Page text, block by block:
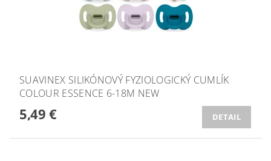
SUAVINEX SILIKÓNOVÝ FYZIOLOGICKÝ CUMLÍK
COLOUR ESSENCE 6-18M NEW
5,49 € DETAIL